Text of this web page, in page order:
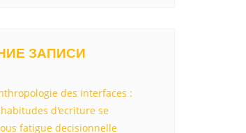
ЗАПИСИ
des interfaces :
d'ecriture se
fatigue decisionnelle